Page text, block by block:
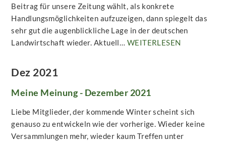
Beitrag für unsere Zeitung wählt, als konkrete
Handlungsmöglichkeiten aufzuzeigen, dann spiegelt das
sehr gut die augenblickliche Lage in der deutschen
Landwirtschaft wieder. Aktuell… WEITERLESEN
Dez 2021
Meine Meinung - Dezember 2021
Liebe Mitglieder, der kommende Winter scheint sich
genauso zu entwickeln wie der vorherige. Wieder keine
Versammlungen mehr, wieder kaum Treffen unter